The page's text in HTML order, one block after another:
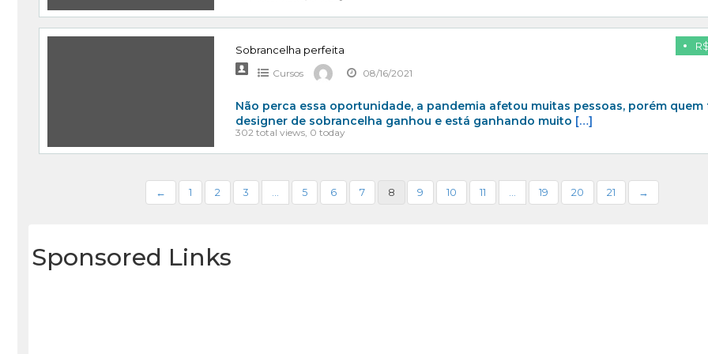
Sobrancelha perfeita
Cursos 08/16/2021
Não perca essa oportunidade, a pandemia afetou muitas pessoas, porém quem
designer de sobrancelha ganhou e está ganhando muito […]
302 total views, 0 today
← 1 2 3 … 5 6 7 8 9 10 11 … 19 20 21 →
Sponsored Links